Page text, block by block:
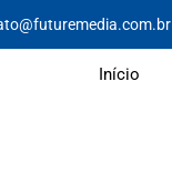
Início